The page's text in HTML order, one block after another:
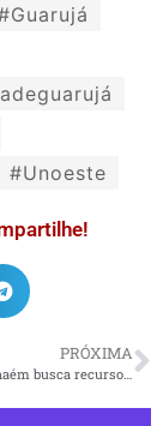
#Unoeste
PRÓXIMA
Prefeito de Itanhaém busca recursos em Brasília para obras de macrodrenagem